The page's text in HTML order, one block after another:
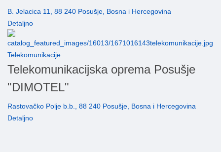
B. Jelacica 11, 88 240 Posušje, Bosna i Hercegovina
Detaljno
Telekomunikacije
Telekomunikacijska oprema Posušje
"DIMOTEL"
Rastovačko Polje b.b., 88 240 Posušje, Bosna i Hercegovina
Detaljno